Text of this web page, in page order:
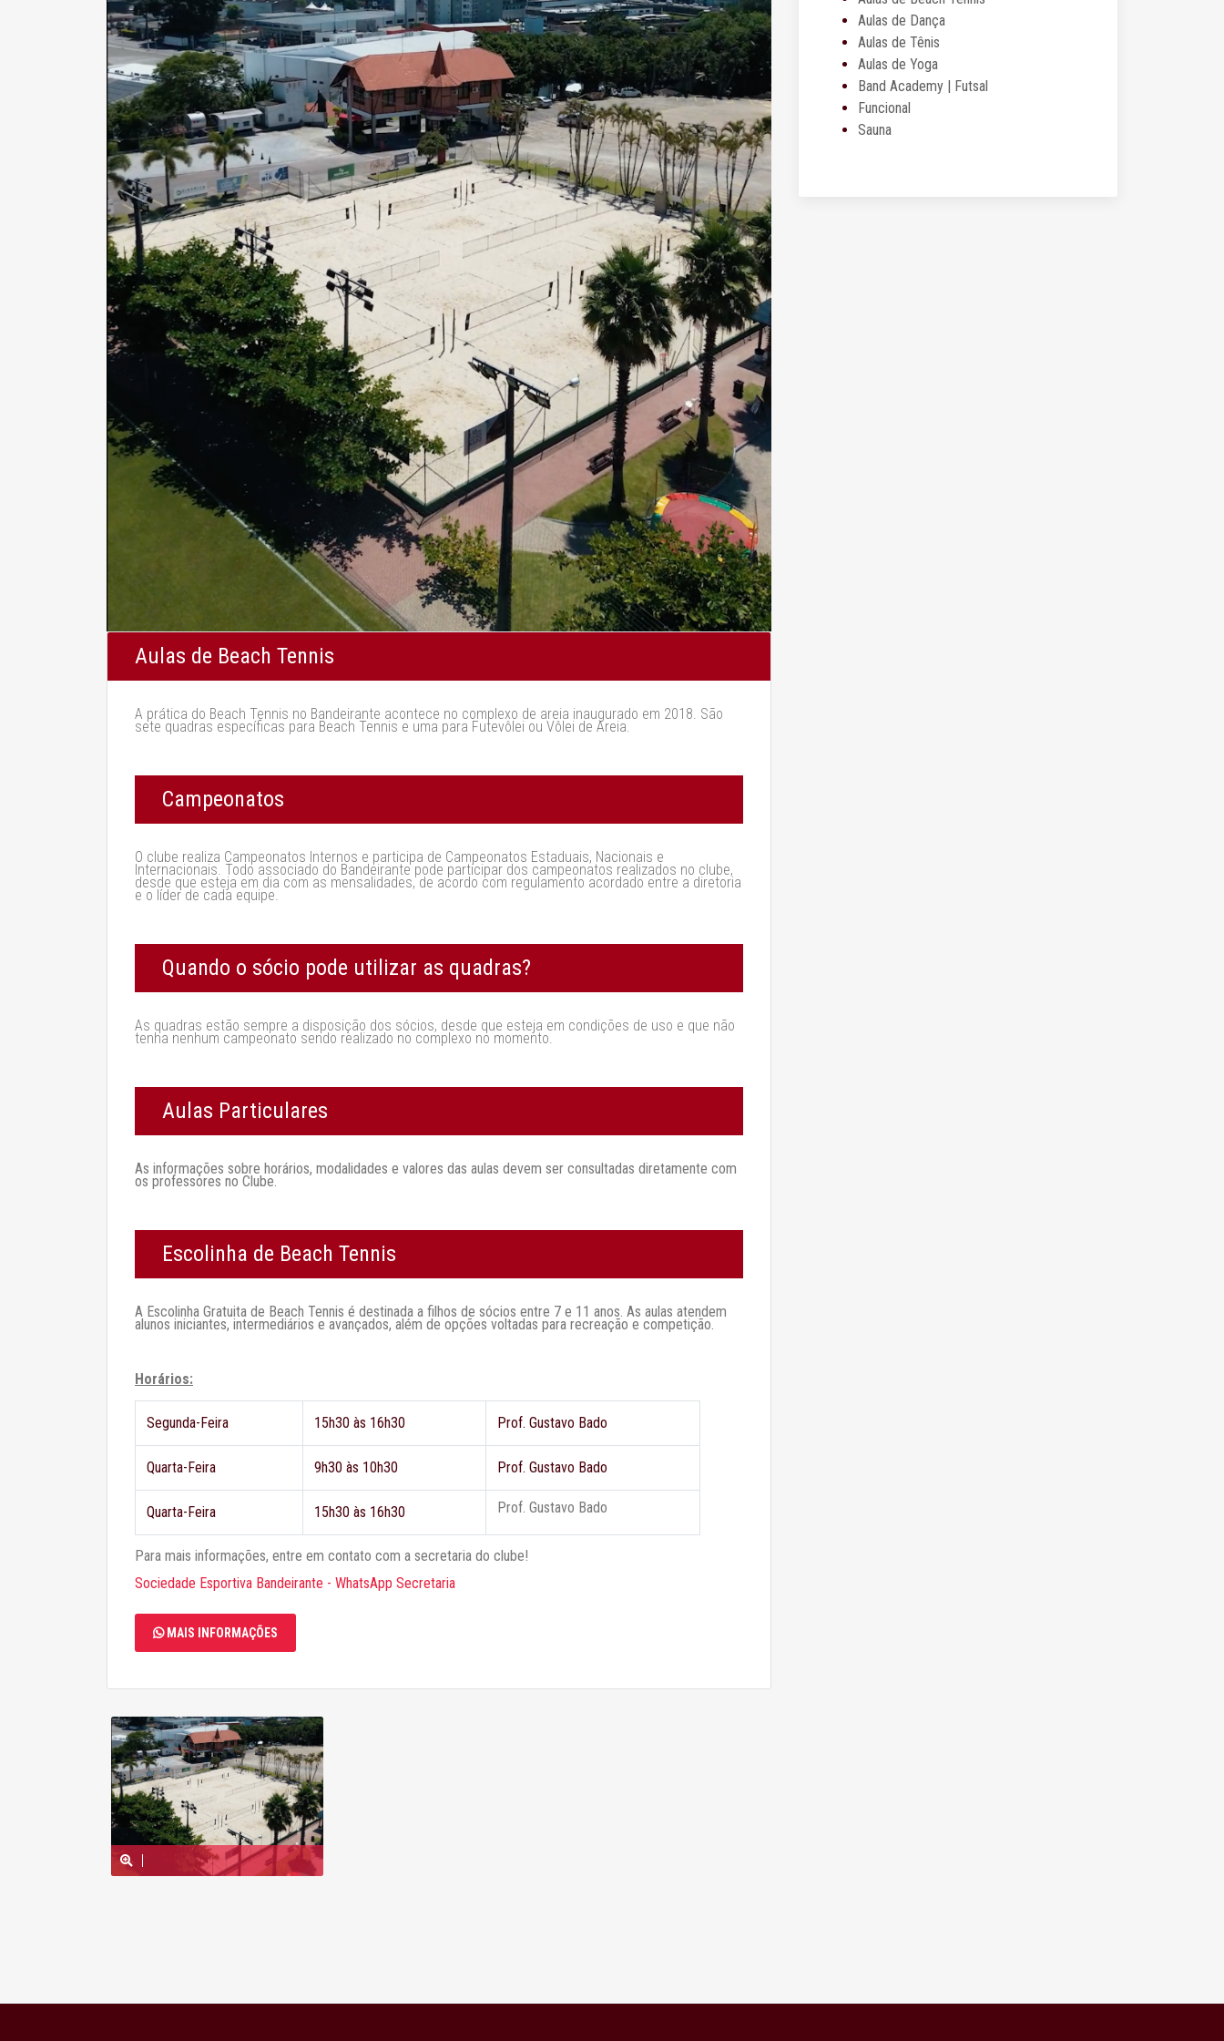
Aulas de Beach Tennis
A prática do Beach Tennis no Bandeirante acontece no complexo de areia inaugurado em 2018. São
sete quadras específicas para Beach Tennis e uma para Futevôlei ou Vôlei de Areia.
Campeonatos
O clube realiza Campeonatos Internos e participa de Campeonatos Estaduais, Nacionais e
Internacionais. Todo associado do Bandeirante pode participar dos campeonatos realizados no clube,
desde que esteja em dia com as mensalidades, de acordo com regulamento acordado entre a diretoria
e o líder de cada equipe.
Quando o sócio pode utilizar as quadras?
As quadras estão sempre a disposição dos sócios, desde que esteja em condições de uso e que não
tenha nenhum campeonato sendo realizado no complexo no momento.
Aulas Particulares
As informações sobre horários, modalidades e valores das aulas devem ser consultadas diretamente com
os professores no Clube.
Escolinha de Beach Tennis
A Escolinha Gratuita de Beach Tennis é destinada a filhos de sócios entre 7 e 11 anos. As aulas atendem
alunos iniciantes, intermediários e avançados, além de opções voltadas para recreação e competição.
Horários:
Segunda-Feira 15h30 às 16h30 Prof. Gustavo Bado
Quarta-Feira 9h30 às 10h30 Prof. Gustavo Bado
Quarta-Feira 15h30 às 16h30 Prof. Gustavo Bado
Para mais informações, entre em contato com a secretaria do clube!
Sociedade Esportiva Bandeirante - WhatsApp Secretaria
MAIS INFORMAÇÕES
Aulas de Dança
Aulas de Tênis
Aulas de Yoga
Band Academy | Futsal
Funcional
Sauna